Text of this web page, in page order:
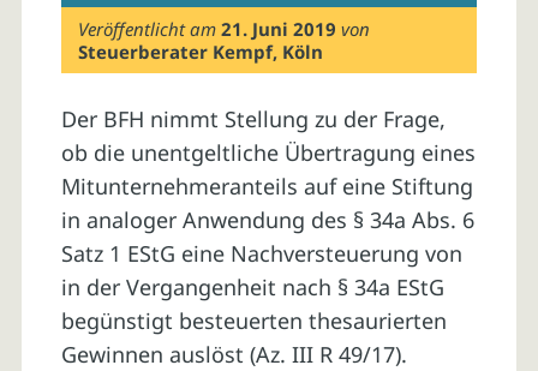
Veröffentlicht am21. Juni 2019 von
Steuerberater Kempf, Köln
Der BFH nimmt Stellung zu der Frage,
ob die unentgeltliche Übertragung eines
Mitunternehmeranteils auf eine Stiftung
in analoger Anwendung des § 34a Abs. 6
Satz 1 EStG eine Nachversteuerung von
in der Vergangenheit nach § 34a EStG
begünstigt besteuerten thesaurierten
Gewinnen auslöst (Az. III R 49/17).